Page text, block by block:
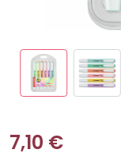
7,10 €